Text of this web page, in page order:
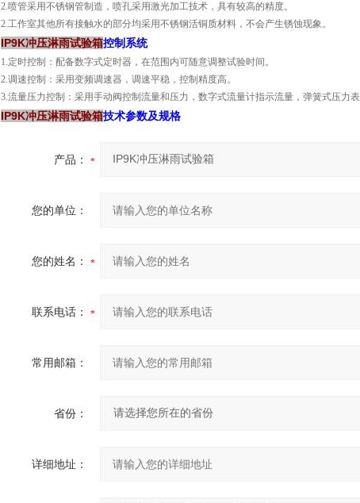
2.喷管采用不锈钢管制造，喷孔采用激光加工技术，具有较高的精度。
2.工作室其他所有接触水的部分均采用不锈钢活铜质材料，不会产生锈蚀现象。
IP9K冲压淋雨试验箱控制系统
1.定时控制：配备数字式定时器，在范围内可随意调整试验时间。
2.调速控制：采用变频调速器，调速平稳，控制精度高。
3.流量压力控制：采用手动阀控制流量和压力，数字式流量计指示流量，弹簧式压力表
IP9K冲压淋雨试验箱技术参数及规格
产品：
您的单位：
您的姓名：
联系电话：
常用邮箱：
省份：
详细地址：